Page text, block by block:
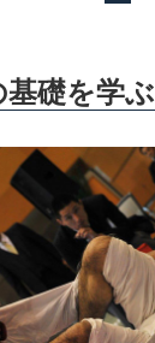
礎を学ぶ